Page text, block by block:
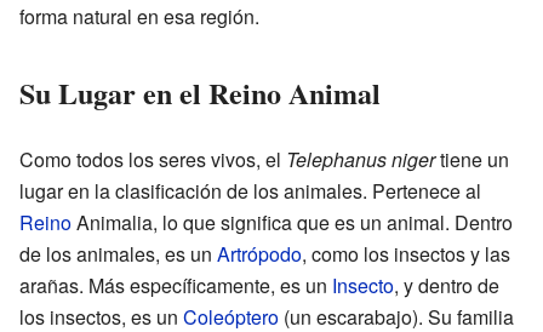
forma natural en esa región.
Su Lugar en el Reino Animal
Como todos los seres vivos, el Telephanus nigertiene un
lugar en la clasificación de los animales. Pertenece al
ReinoAnimalia, lo que significa que es un animal. Dentro
de los animales, es un Artrópodo, como los insectos y las
arañas. Más específicamente, es un Insecto, y dentro de
los insectos, es un Coleóptero (un escarabajo). Su familia